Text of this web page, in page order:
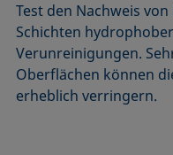
Test den Nachweis
Schichten
Verunreinigungen.
Oberflächen können
erheblich verringern.